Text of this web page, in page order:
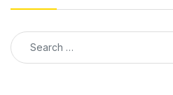
Search for: